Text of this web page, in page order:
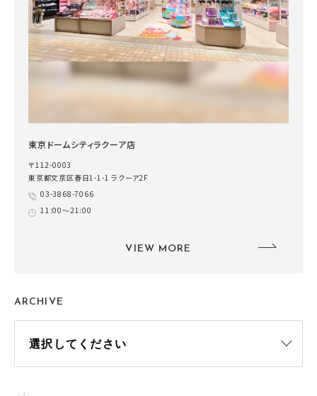
東京ドームシティラクーア店
〒112-0003
東京都文京区春日1-1-1 ラクーア2F
03-3868-7066
11:00～21:00
VIEW MORE
ARCHIVE